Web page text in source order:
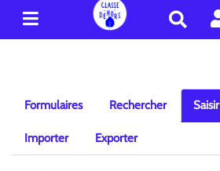
e
e
r
c
e
Formulaires Rechercher Saisir
Importer Exporter